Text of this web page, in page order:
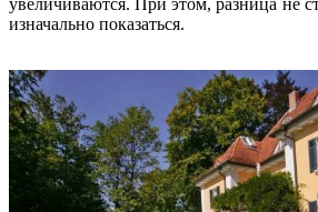
изначально показаться.